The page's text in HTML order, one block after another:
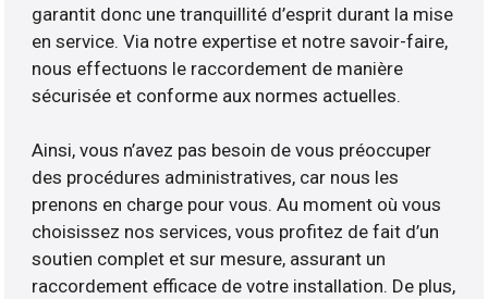
garantit donc une tranquillité d’esprit durant la mise
en service. Via notre expertise et notre savoir-faire,
nous effectuons le raccordement de manière
sécurisée et conforme aux normes actuelles.
Ainsi, vous n’avez pas besoin de vous préoccuper
des procédures administratives, car nous les
prenons en charge pour vous. Au moment où vous
choisissez nos services, vous profitez de fait d’un
soutien complet et sur mesure, assurant un
raccordement efficace de votre installation. De plus,